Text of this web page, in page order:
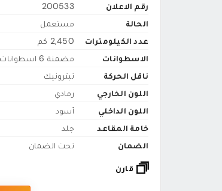
رقم الاعلان
200533
الحالة
مستعمل
عدد الكيلومترات
2,450 كم
الاسطوانات
مضمنة 6 اسطوانات
ناقل الحركة
تبترونيك
اللون الخارجي
رمادي
اللون الداخلي
أسود
خامة المقاعد
جلد
الضمان
تحت الضمان
قارن